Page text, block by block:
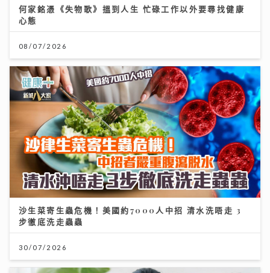
何家銘憑《失物歌》搵到人生 忙碌工作以外要尋找健康
心態
08/07/2026
沙生菜寄生蟲危機！美國約7000人中招 清水洗唔走 3
步徹底洗走蟲蟲
30/07/2026